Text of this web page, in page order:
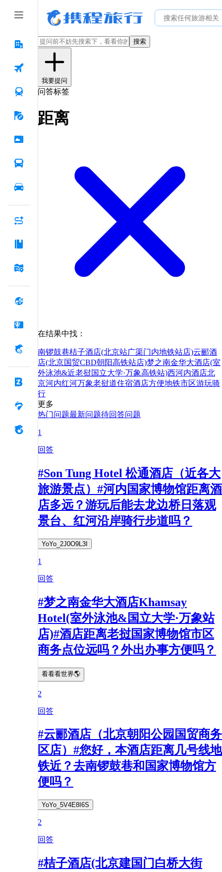
搜索
我要提问
问答标签
距离
在结果中找：
南锣鼓巷桔子酒店(北京站广渠门内地铁站店)云郦酒
店(北京国贸CBD朝阳高铁站店)梦之南金华大酒店(室
外泳池&近老挝国立大学·万象高铁站)西河内酒店北
京河内红河万象老挝道住宿酒店方便地铁市区游玩骑
行
更多
热门问题最新问题待回答问题
1
回答
#Son Tung Hotel 松通酒店（近各大
旅游景点）#河内国家博物馆距离酒
店多远？游玩后能去龙边桥日落观
景台、红河沿岸骑行步道吗？
YoYo_2J0O9L3I
1
回答
#梦之南金华大酒店Khamsay
Hotel(室外泳池&国立大学·万象站
店)#酒店距离老挝国家博物馆市区
商务点位远吗？外出办事方便吗？
看看看世界🌎
2
回答
#云郦酒店（北京朝阳公园国贸商务
区店）#您好，本酒店距离几号线地
铁近？去南锣鼓巷和国家博物馆方
便吗？
YoYo_5V4E8I6S
2
回答
#桔子酒店(北京建国门白桥大街